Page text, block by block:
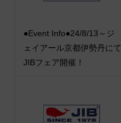
●Event Info●24/8/13～ジ
ェイアール京都伊勢丹にて
JIBフェア開催！